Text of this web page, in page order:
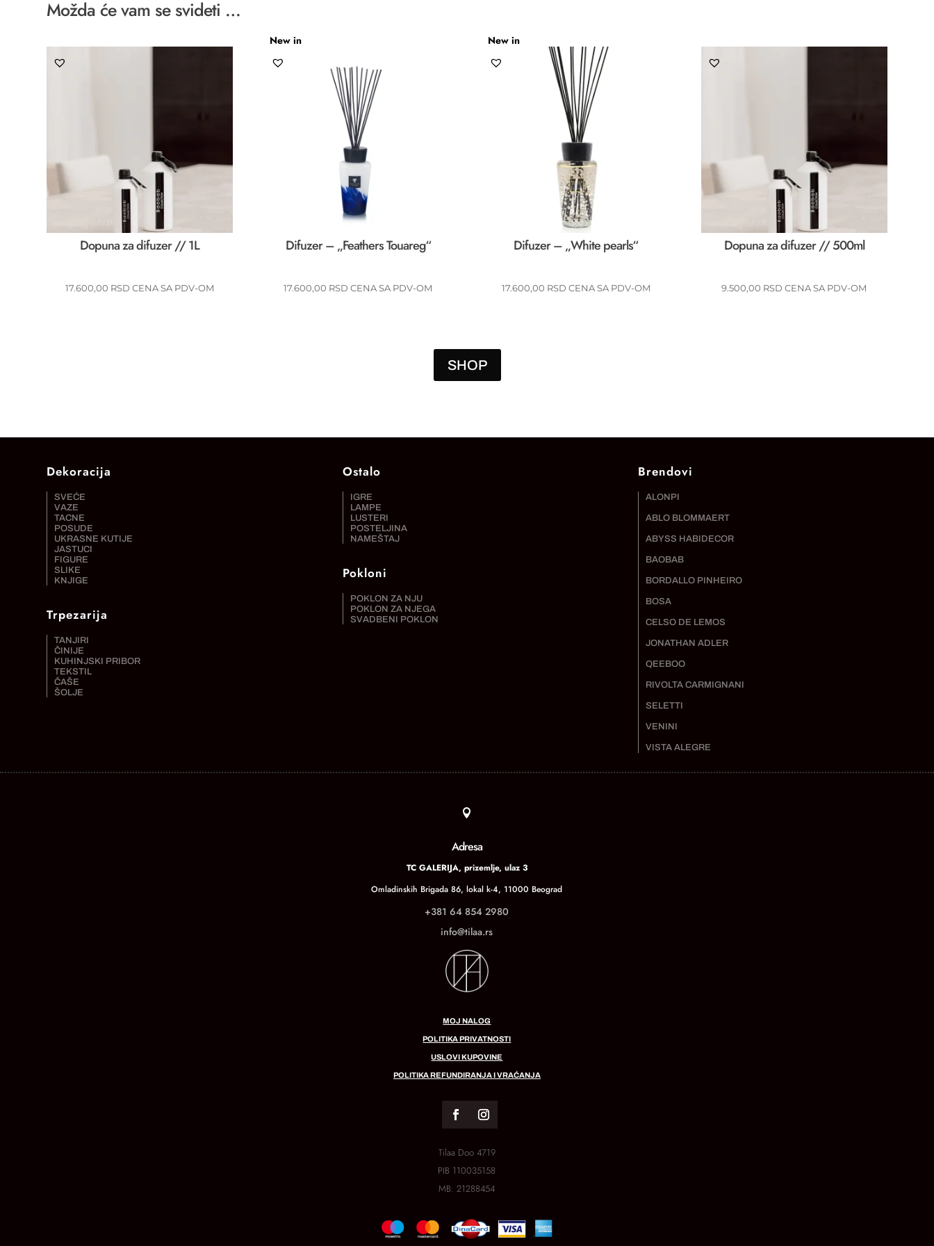
Možda će vam se svideti …
Dopuna za difuzer // 1L
17.600,00 RSD CENA SA PDV-OM
New in
Difuzer – „Feathers Touareg“
17.600,00 RSD CENA SA PDV-OM
New in
Difuzer – „White pearls“
17.600,00 RSD CENA SA PDV-OM
Dopuna za difuzer // 500ml
9.500,00 RSD CENA SA PDV-OM
SHOP
Dekoracija
SVEĆE
VAZE
TACNE
POSUDE
UKRASNE KUTIJE
JASTUCI
FIGURE
SLIKE
KNJIGE
Trpezarija
TANJIRI
ČINIJE
KUHINJSKI PRIBOR
TEKSTIL
ČAŠE
ŠOLJE
Ostalo
IGRE
LAMPE
LUSTERI
POSTELJINA
NAMEŠTAJ
Pokloni
POKLON ZA NJU
POKLON ZA NJEGA
SVADBENI POKLON
Brendovi
ALONPI
ABLO BLOMMAERT
ABYSS HABIDECOR
BAOBAB
BORDALLO PINHEIRO
BOSA
CELSO DE LEMOS
JONATHAN ADLER
QEEBOO
RIVOLTA CARMIGNANI
SELETTI
VENINI
VISTA ALEGRE

Adresa
TC GALERIJA, prizemlje, ulaz 3
Omladinskih Brigada 86, lokal k-4, 11000 Beograd
+381 64 854 2980
info@tilaa.rs
MOJ NALOG
POLITIKA PRIVATNOSTI
USLOVI KUPOVINE
POLITIKA REFUNDIRANJA I VRAĆANJA
Tilaa Doo 4719
PIB 110035158
MB:21288454